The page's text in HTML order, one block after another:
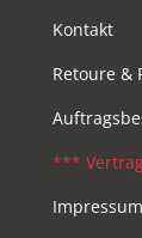
Kontakt
Retoure &
***
Impressum